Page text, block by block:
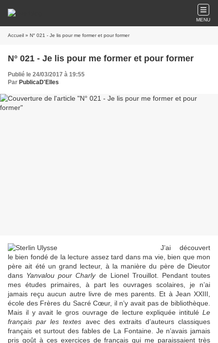
MENU
Accueil » N° 021 - Je lis pour me former et pour former
N° 021 - Je lis pour me former et pour former
Publié le 24/03/2017 à 19:55
Par PublicaD'Elles
J’ai découvert
le bien fondé de la lecture assez tard dans ma vie, bien que mon
père ait été un grand lecteur, à la manière du père de Dieutor
dans Yanvalou pour Charlyde Lionel Trouillot. Pendant toutes
mes études primaires, à part les ouvrages scolaires, je n’ai
jamais reçu aucun autre livre de mes parents. Et à Jean XXIII,
école des Frères du Sacré Cœur, il n’y avait pas de bibliothèque.
Mais il y avait le gros ouvrage de lecture expliquée intitulé Le
français par les textes avec des extraits d’auteurs classiques
français et surtout des fables de La Fontaine. Je n’avais jamais
pris goût à ces exercices de français qui me paraissaient très